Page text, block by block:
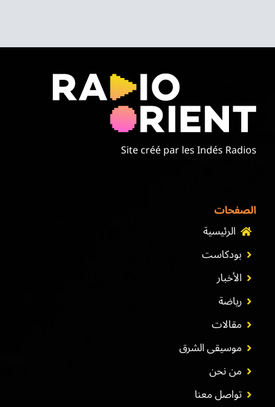
Site créé par les Indés Radios
الصفحات
الرئيسية
بودكاست
الأخبار
رياضة
مقالات
موسيقى الشرق
من نحن
تواصل معنا